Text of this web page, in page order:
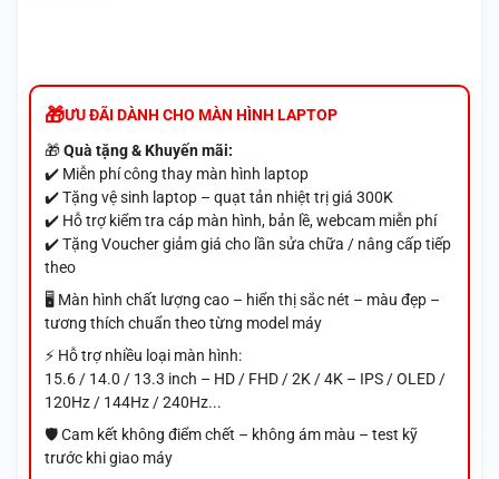
ƯU ĐÃI DÀNH CHO MÀN HÌNH LAPTOP
🎁Quà tặng & Khuyến mãi:
✔️ Miễn phí công thay màn hình laptop
✔️ Tặng vệ sinh laptop – quạt tản nhiệt trị giá 300K
✔️ Hỗ trợ kiểm tra cáp màn hình, bản lề, webcam miễn phí
✔️ Tặng Voucher giảm giá cho lần sửa chữa / nâng cấp tiếp
theo
🖥️ Màn hình chất lượng cao – hiển thị sắc nét – màu đẹp –
tương thích chuẩn theo từng model máy
⚡ Hỗ trợ nhiều loại màn hình:
15.6 / 14.0 / 13.3 inch – HD / FHD / 2K / 4K – IPS / OLED /
120Hz / 144Hz / 240Hz...
🛡️ Cam kết không điểm chết – không ám màu – test kỹ
trước khi giao máy